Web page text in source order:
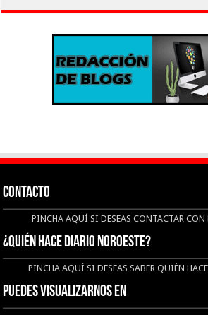
CONTACTO
PINCHA AQUÍ SI DESEAS CONTACTAR
¿QUIÉN HACE DIARIO NOROESTE?
PINCHA AQUÍ SI DESEAS SABER QUIÉN
Puedes visualizarnos en